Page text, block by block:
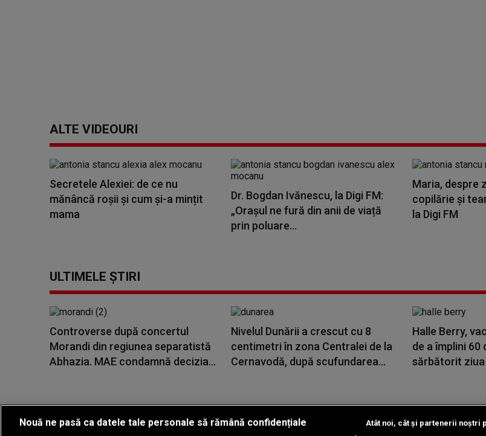
ALTE VIDEOURI
Secretele Alexiei: de ce nu
mănâncă roșii și cum și-a mințit
mama
Dr. Bogdan Ivănescu, la Digi FM:
„Orașul ne fură din anii de viață
prin poluare...
Maria, despre
copilărie și
la Digi FM
ULTIMELE ȘTIRI
Controverse după concertul
Morandi din regiunea separatistă
Abhazia. MAE condamnă decizia...
Nivelul Dunării a crescut cu 8
centimetri în zona Centralei de la
Cernavodă, după scufundarea...
Halle Berry,
de a împlini 60
sărbătorit ziua
Copyright © 2026 / DIGI ROMANIA
Nouă ne pasă ca datele tale personale să rămână confidențiale Atât noi, cât și partenerii noștri